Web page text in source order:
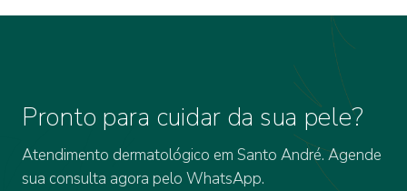
Pronto para cuidar da sua pele?
Atendimento dermatológico em Santo André. Agende
sua consulta agora pelo WhatsApp.